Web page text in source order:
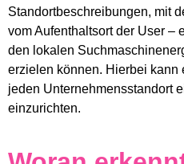
Standortbeschreibungen, mit
vom Aufenthaltsort der User –
den lokalen
erzielen können. Hierbei kann
jeden Unternehmensstandort
einzurichten.